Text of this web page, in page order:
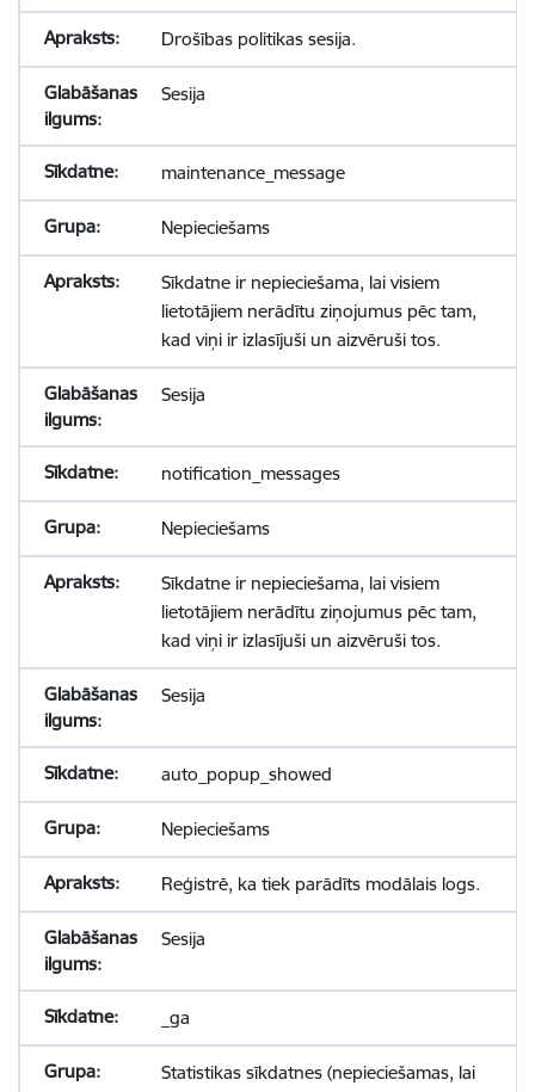
Drošības politikas sesija.
Sesija
maintenance_message
Nepieciešams
Sīkdatne ir nepieciešama, lai visiem
lietotājiem nerādītu ziņojumus pēc tam,
kad viņi ir izlasījuši un aizvēruši tos.
Sesija
notification_messages
Nepieciešams
Sīkdatne ir nepieciešama, lai visiem
lietotājiem nerādītu ziņojumus pēc tam,
kad viņi ir izlasījuši un aizvēruši tos.
Sesija
auto_popup_showed
Nepieciešams
Reģistrē, ka tiek parādīts modālais logs.
Sesija
_ga
Statistikas sīkdatnes (nepieciešamas, lai